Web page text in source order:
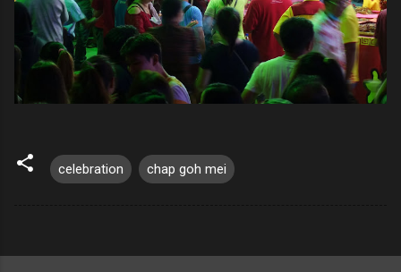
celebration chap goh mei